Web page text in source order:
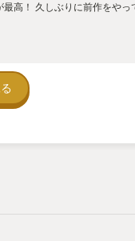
高！ 久しぶりに前作をやっ